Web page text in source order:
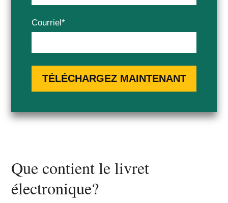
Courriel*
Que contient le livret
électronique?